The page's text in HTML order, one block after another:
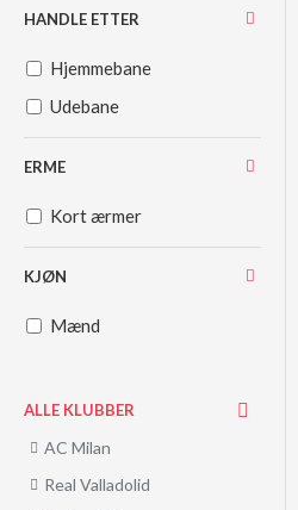
HANDLE ETTER
Hjemmebane
Udebane
KJØN
Mænd
ERME
Kort ærmer
ALLE KLUBBER
AC Milan
Real Valladolid